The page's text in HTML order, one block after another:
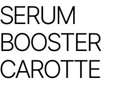
SERUM
BOOSTER
CAROTTE